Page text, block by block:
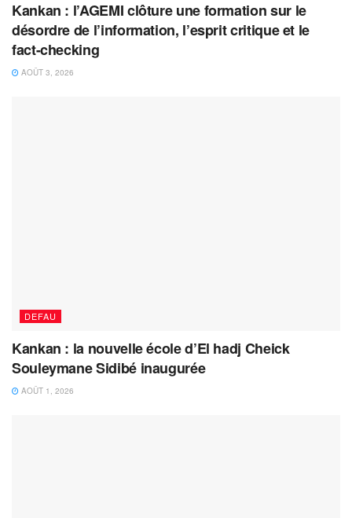
Kankan : l’AGEMI clôture une formation sur le
désordre de l’information, l’esprit critique et le
fact-checking
AOÛT 3, 2026
DEFAU
Kankan : la nouvelle école d’El hadj Cheick
Souleymane Sidibé inaugurée
AOÛT 1, 2026